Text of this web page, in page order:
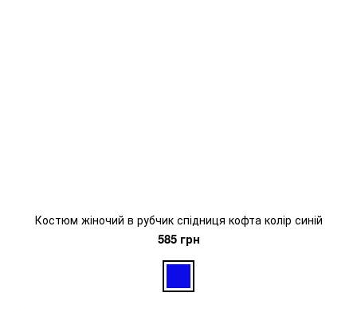
Костюм жіночий в рубчик спідниця кофта колір синій
585 грн